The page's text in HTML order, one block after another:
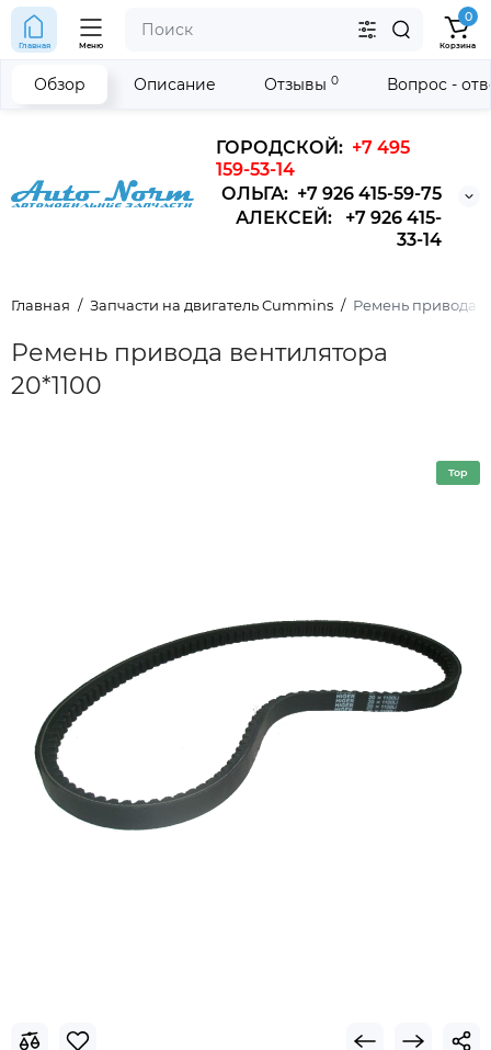
ГОРОДСКОЙ: +7 495
159-53-14
ОЛЬГА: +7 926 415-59-75
АЛЕКСЕЙ: +7 926 415-
33-14
Главная Меню
0
Корзина
Главная Запчасти на двигатель Cummins Ремень привода
Ремень привода вентилятора
20*1100
Обзор Описание Отзывы 0 Вопрос -
Top